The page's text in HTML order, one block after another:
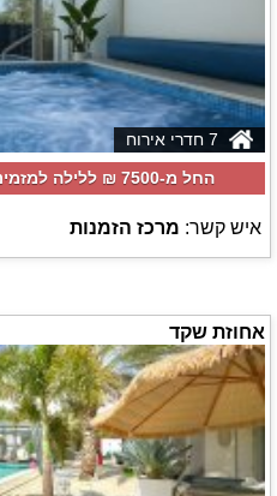
החל מ-‏7500 ₪ ללילה למזמינים 3 לילות בסופ"ש הקרוב
איש קשר: מרכז הזמנות
אחוזת שקד